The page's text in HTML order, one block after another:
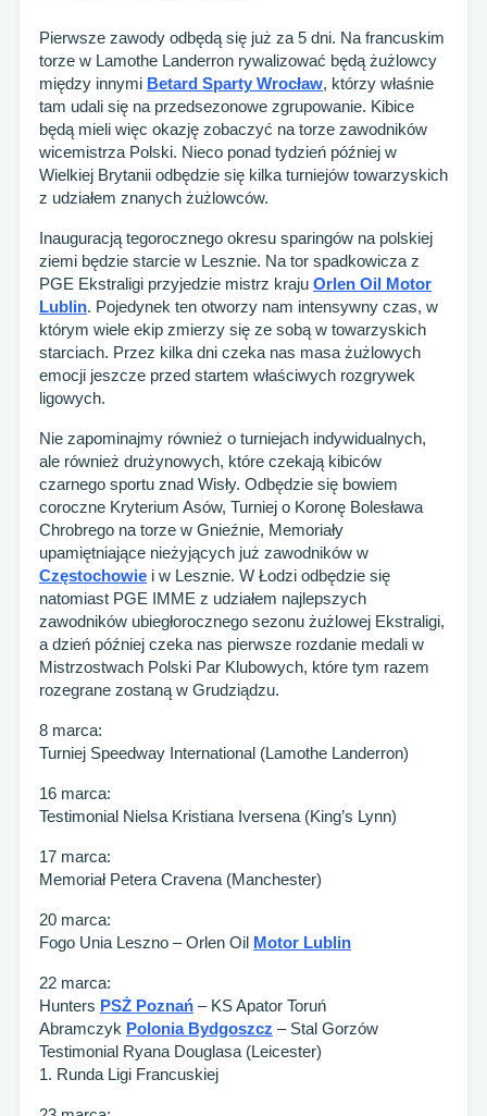
Pierwsze zawody odbędą się już za 5 dni. Na francuskim
torze w Lamothe Landerron rywalizować będą żużlowcy
między innymi Betard Sparty Wrocław, którzy właśnie
tam udali się na przedsezonowe zgrupowanie. Kibice
będą mieli więc okazję zobaczyć na torze zawodników
wicemistrza Polski. Nieco ponad tydzień później w
Wielkiej Brytanii odbędzie się kilka turniejów towarzyskich
z udziałem znanych żużlowców.
Inauguracją tegorocznego okresu sparingów na polskiej
ziemi będzie starcie w Lesznie. Na tor spadkowicza z
PGE Ekstraligi przyjedzie mistrz kraju Orlen Oil Motor
Lublin. Pojedynek ten otworzy nam intensywny czas, w
którym wiele ekip zmierzy się ze sobą w towarzyskich
starciach. Przez kilka dni czeka nas masa żużlowych
emocji jeszcze przed startem właściwych rozgrywek
ligowych.
Nie zapominajmy również o turniejach indywidualnych,
ale również drużynowych, które czekają kibiców
czarnego sportu znad Wisły. Odbędzie się bowiem
coroczne Kryterium Asów, Turniej o Koronę Bolesława
Chrobrego na torze w Gnieźnie, Memoriały
upamiętniające nieżyjących już zawodników w
Częstochowie i w Lesznie. W Łodzi odbędzie się
natomiast PGE IMME z udziałem najlepszych
zawodników ubiegłorocznego sezonu żużlowej Ekstraligi,
a dzień później czeka nas pierwsze rozdanie medali w
Mistrzostwach Polski Par Klubowych, które tym razem
rozegrane zostaną w Grudziądzu.
8 marca:
Turniej Speedway International (Lamothe Landerron)
16 marca:
Testimonial Nielsa Kristiana Iversena (King’s Lynn)
17 marca:
Memoriał Petera Cravena (Manchester)
20 marca:
Fogo Unia Leszno – Orlen Oil Motor Lublin
22 marca:
Hunters PSŻ Poznań – KS Apator Toruń
Abramczyk Polonia Bydgoszcz – Stal Gorzów
Testimonial Ryana Douglasa (Leicester)
1. Runda Ligi Francuskiej